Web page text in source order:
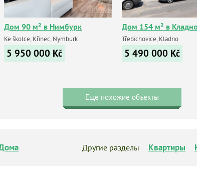
Дом 90 м² в Нимбурк
Ke školce, Křinec, Nymburk
5 950 000 Kč
Дом 154 м² в Кладно
Třebichovice, Kladno
5 490 000 Kč
Еще похожие объекты
Другие разделы Квартиры